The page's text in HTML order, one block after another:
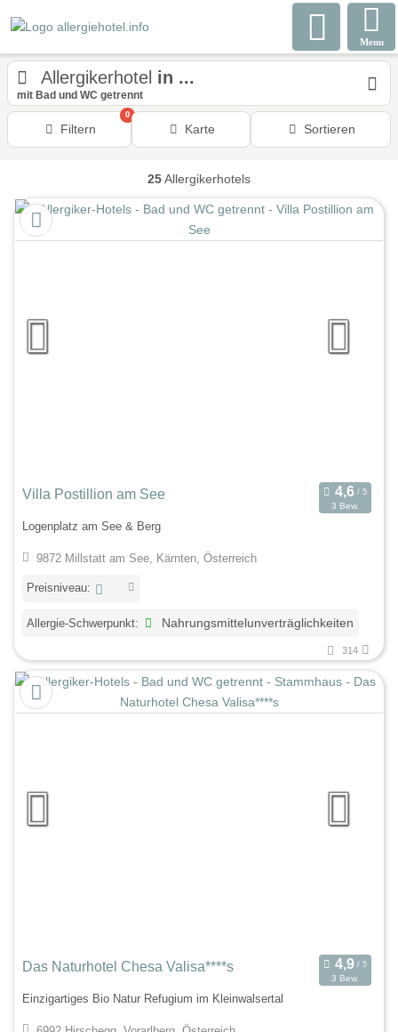
Menu
Allergikerhotel in ...
mit Bad und WC getrennt
Filtern
0
Karte Sortieren
25Allergikerhotels
Villa Postillion am See
3 Bew.
Logenplatz am See & Berg
9872 Millstatt am See, Kärnten, Österreich
Preisniveau:
Allergie-Schwerpunkt: Nahrungsmittelunverträglichkeiten
314
Das Naturhotel Chesa Valisa****s
3 Bew.
Einzigartiges Bio Natur Refugium im Kleinwalsertal